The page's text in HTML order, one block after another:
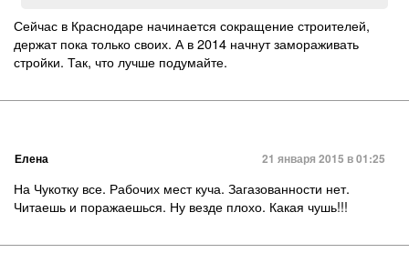
Сейчас в Краснодаре начинается сокращение строителей,
держат пока только своих. А в 2014 начнут замораживать
стройки. Так, что лучше подумайте.
Елена 21 января 2015 в 01:25
На Чукотку все. Рабочих мест куча. Загазованности нет.
Читаешь и поражаешься. Ну везде плохо. Какая чушь!!!